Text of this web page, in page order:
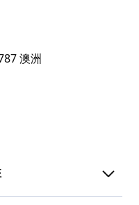
View Trekker) 來
之旅。